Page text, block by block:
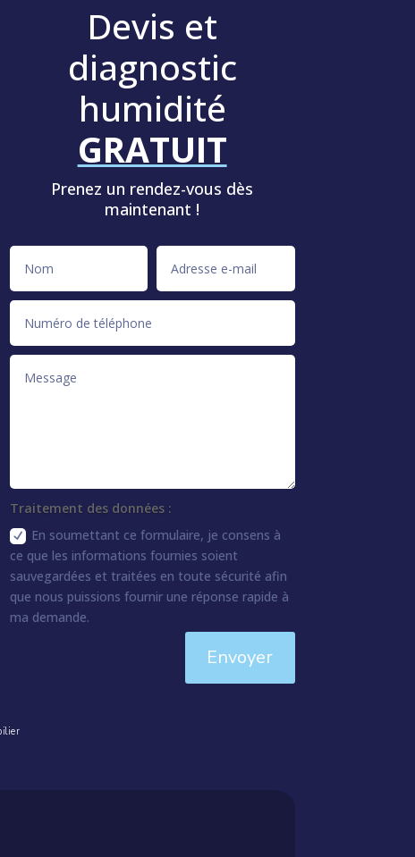
Devis et
diagnostic
humidité
GRATUIT
Prenez un rendez-vous dès
maintenant !
Traitement des données :
En soumettant ce formulaire, je consens à
ce que les informations fournies soient
sauvegardées et traitées en toute sécurité afin
que nous puissions fournir une réponse rapide à
ma demande.
Envoyer